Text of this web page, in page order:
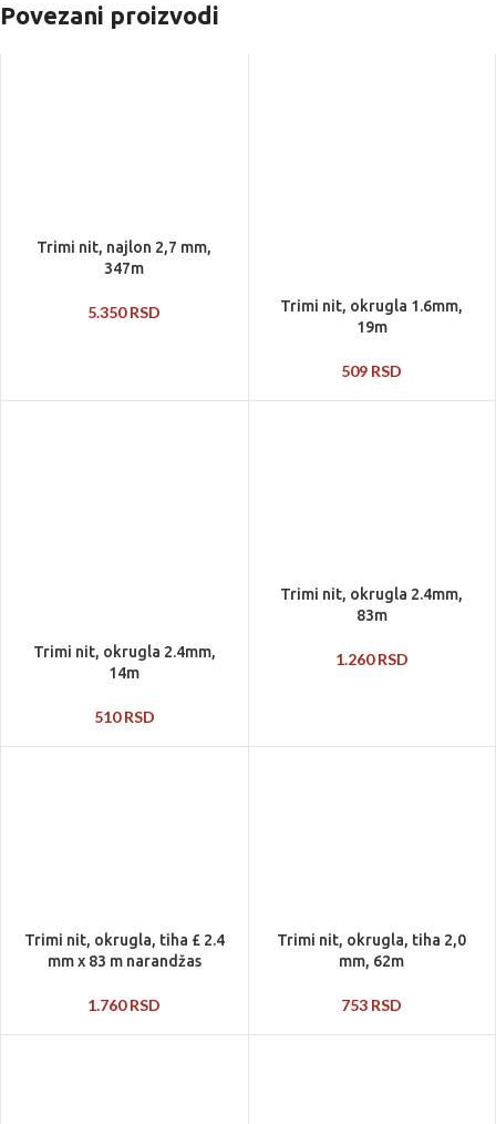
Povezani proizvodi
Trimi nit, najlon 2,7 mm,
347m
5.350RSD
Trimi nit, okrugla 1.6mm,
19m
509 RSD
Trimi nit, okrugla 2.4mm,
14m
510RSD
Trimi nit, okrugla 2.4mm,
83m
1.260RSD
Trimi nit, okrugla, tiha £ 2.4
mm x 83 m narandžas
1.760RSD
Trimi nit, okrugla, tiha 2,0
mm, 62m
753 RSD